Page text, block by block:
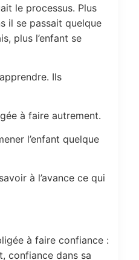
le processus. Plus
il se passait quelque
plus l’enfant se
Ils
à faire autrement.
l’enfant quelque
à l’avance ce qui
à faire confiance :
confiance dans sa